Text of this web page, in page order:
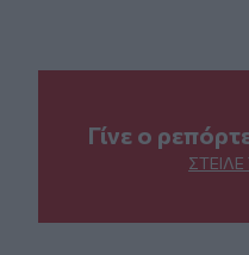
Γίνε ο